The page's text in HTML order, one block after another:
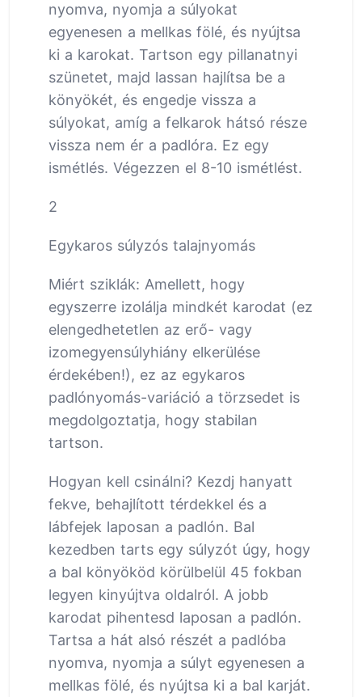
nyomva, nyomja a súlyokat
egyenesen a mellkas fölé, és nyújtsa
ki a karokat. Tartson egy pillanatnyi
szünetet, majd lassan hajlítsa be a
könyökét, és engedje vissza a
súlyokat, amíg a felkarok hátsó része
vissza nem ér a padlóra. Ez egy
ismétlés. Végezzen el 8-10 ismétlést.
2
Egykaros súlyzós talajnyomás
Miért sziklák: Amellett, hogy
egyszerre izolálja mindkét karodat (ez
elengedhetetlen az erő- vagy
izomegyensúlyhiány elkerülése
érdekében!), ez az egykaros
padlónyomás-variáció a törzsedet is
megdolgoztatja, hogy stabilan
tartson.
Hogyan kell csinálni? Kezdj hanyatt
fekve, behajlított térdekkel és a
lábfejek laposan a padlón. Bal
kezedben tarts egy súlyzót úgy, hogy
a bal könyököd körülbelül 45 fokban
legyen kinyújtva oldalról. A jobb
karodat pihentesd laposan a padlón.
Tartsa a hát alsó részét a padlóba
nyomva, nyomja a súlyt egyenesen a
mellkas fölé, és nyújtsa ki a bal karját.